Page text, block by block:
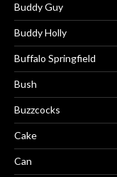
Buddy Guy
Buddy Holly
Buffalo Springfield
Bush
Buzzcocks
Cake
Can